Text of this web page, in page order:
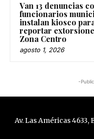
Van 13 denuncias
funcionarios
instalan kiosco
reportar
Zona Centro
agosto 1, 2026
-
Av. Las Américas 4633,